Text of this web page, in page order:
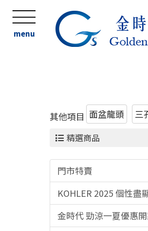
menu
其他項目 面盆龍頭 三
精選商品
門市特賣
KOHLER 2025 個性盡
金時代 勁涼一夏優惠